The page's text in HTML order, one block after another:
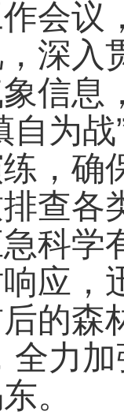
会议
深入
信息
自为
，确
查各
科学
应，
的森
全力
。